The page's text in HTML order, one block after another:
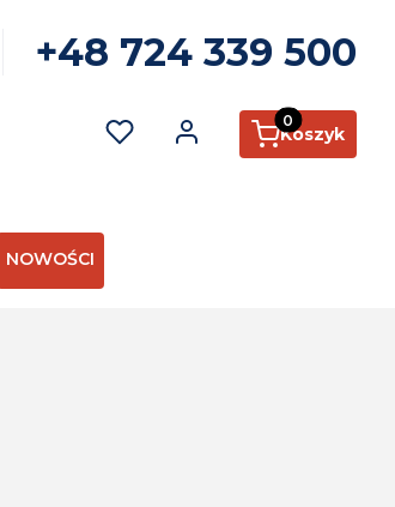
+48 724 339 500
Produkty w
Koszyk
NOWOŚCI